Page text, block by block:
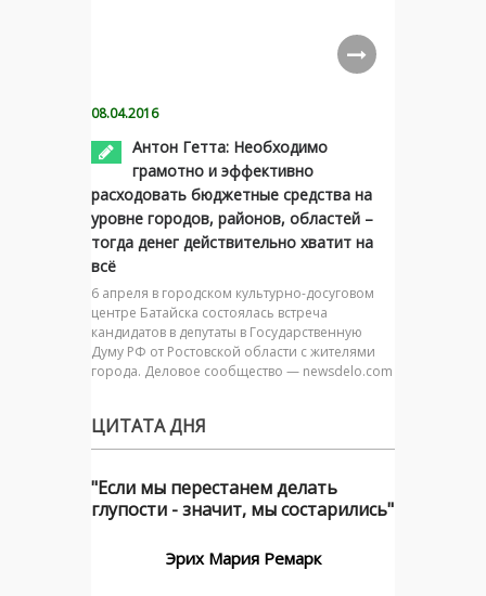
08.04.2016
Антон Гетта: Необходимо
грамотно и эффективно
расходовать бюджетные средства на
уровне городов, районов, областей –
тогда денег действительно хватит на
всё
6 апреля в городском культурно-досуговом
центре Батайска состоялась встреча
кандидатов в депутаты в Государственную
Думу РФ от Ростовской области с жителями
города. Деловое сообщество — newsdelo.com
ЦИТАТА ДНЯ
"Если мы перестанем делать
глупости - значит, мы состарились"
Эрих Мария Ремарк